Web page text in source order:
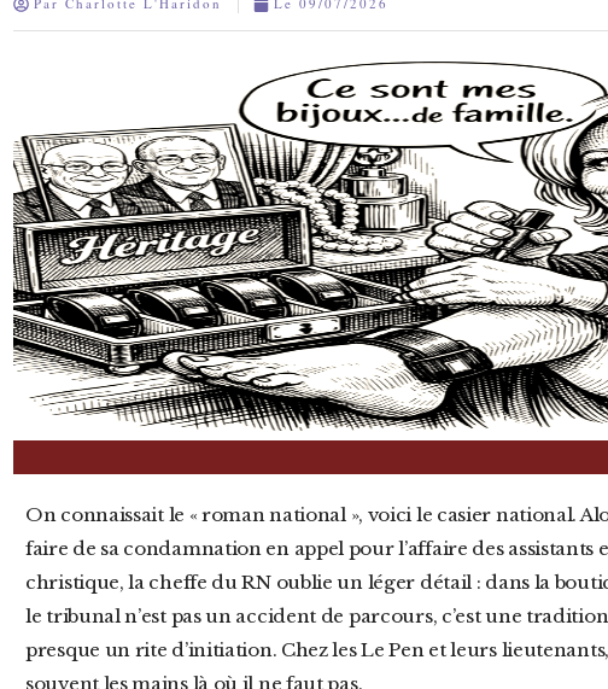
On connaissait le « roman national », voici le casier national. Alors que Marine Le Pen tente de
faire de sa condamnation en appel pour l’affaire des
christique, la cheffe du RN oublie un léger détail : dans la
le tribunal n’est pas un accident de parcours, c’est une
presque un rite d’initiation. Chez les Le Pen et leurs
souvent les mains là où il ne faut pas.